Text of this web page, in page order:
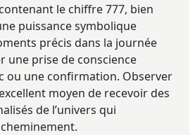
le chiffre 777, bien
puissance symbolique
précis dans la journée
une prise de conscience
ou une confirmation. Observer
moyen de recevoir des
de l’univers qui